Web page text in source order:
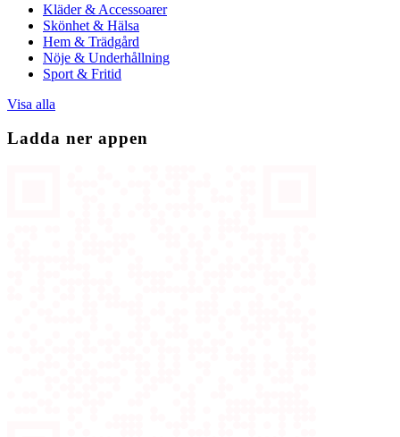
Kläder & Accessoarer
Skönhet & Hälsa
Hem & Trädgård
Nöje & Underhållning
Sport & Fritid
Visa alla
Ladda ner appen